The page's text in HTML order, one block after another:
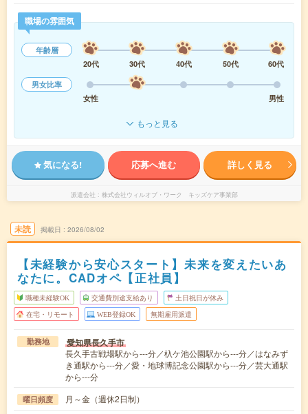
職場の雰囲気
年齢層
20代
30代 40代 50代
60代
男女比率
女性
男性
もっと見る
気になる! 応募へ進む 詳しく見る
派遣会社 株式会社ウィルオブ・ワーク キッズケア事業部
未読 掲載日 2026/08/02
【未経験から安心スタート】未来を変えたいあ
なたに。CADオペ【正社員】
職種未経験OK 交通費別途支給あり 土日祝日が休み
在宅・リモート WEB登録OK 無期雇用派遣
勤務地 愛知県長久手市
長久手古戦場駅から---分／杁ケ池公園駅から---分／はなみず
き通駅から---分／愛・地球博記念公園駅から---分／芸大通駅
から---分
曜日頻度 月～金（週休2日制）